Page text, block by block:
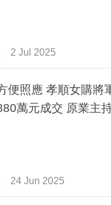
2 Jul 2025
便照應 孝順女購將
萬元成交 原業主
24 Jun 2025